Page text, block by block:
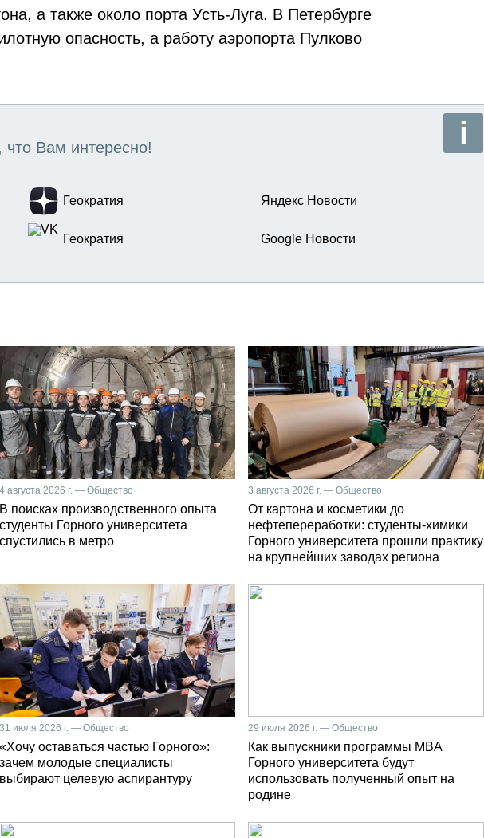
а также около порта Усть-Луга. В Петербурге
опасность, а работу аэропорта Пулково
Вам интересно!
Геократия Яндекс Новости
Геократия Google Новости
4 августа 2026 г. — Общество
В поисках производственного опыта
студенты Горного университета
спустились в метро
3 августа 2026 г. — Общество
От картона и косметики до
нефтепереработки: студенты-химики
Горного университета прошли практику
на крупнейших заводах региона
31 июля 2026 г. — Общество
«Хочу оставаться частью Горного»:
зачем молодые специалисты
выбирают целевую аспирантуру
29 июля 2026 г. — Общество
Как выпускники программы MBA
Горного университета будут
использовать полученный опыт на
родине